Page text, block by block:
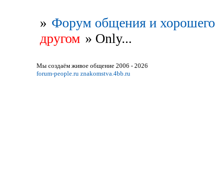
» Форум общения и хорошего
другом » Only...
Мы создаём живое общение 2006 - 2026
forum-people.ru znakomstva.4bb.ru